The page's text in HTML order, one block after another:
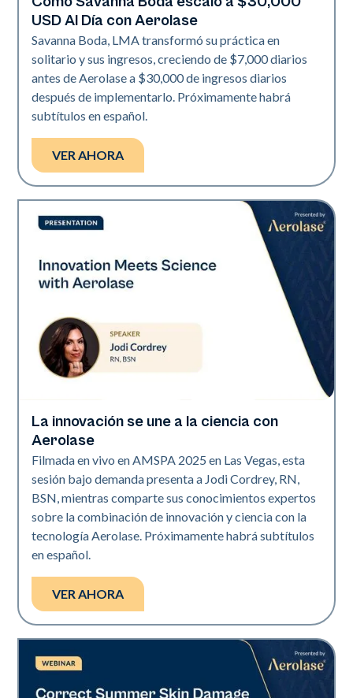
Neo + Era | Presentaciones
USD Al Día con Aerolase
Savanna Boda, LMA transformó su práctica en
solitario y sus ingresos, creciendo de $7,000 diarios
antes de Aerolase a $30,000 de ingresos diarios
después de implementarlo. Próximamente habrá
subtítulos en español.
VER AHORA
Neo + Era | Presentaciones
La innovación se une a la ciencia con
Aerolase
Filmada en vivo en AMSPA 2025 en Las Vegas, esta
sesión bajo demanda presenta a Jodi Cordrey, RN,
BSN, mientras comparte sus conocimientos expertos
sobre la combinación de innovación y ciencia con la
tecnología Aerolase. Próximamente habrá subtítulos
en español.
VER AHORA